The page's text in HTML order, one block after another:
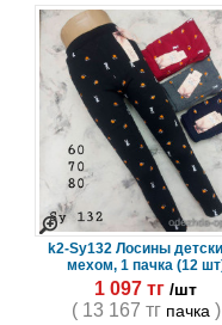
k2-Sy132 Лосины
мехом, 1 пачка (12
1 097 тг /шт
( 13 167 тг пачка )